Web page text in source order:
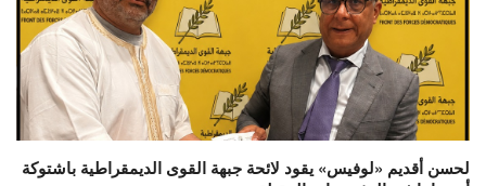
لحسن أقديم «لوفيس» يقود لائحة جبهة القوى الديمقراطية باشتوكة